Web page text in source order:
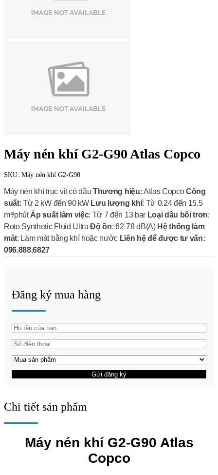
Máy nén khí G2-G90 Atlas Copco
SKU: Máy nén khí G2-G90
Máy nén khí trục vít có dầu Thương hiệu:Atlas Copco Công
suất: Từ 2 kW đến 90 kW Lưu lượng khí: Từ 0.24 đến 15.5
m³/phút Áp suất làm việc: Từ 7 đến 13 bar Loại dầu bôi trơn:
Roto Synthetic Fluid Ultra Độ ồn: 62-78 dB(A) Hệ thống làm
mát: Làm mát bằng khí hoặc nước Liên hệ để được tư vấn:
096.888.6827
Đăng ký mua hàng
Gửi đăng ký
Chi tiết sản phẩm
Máy nén khí G2-G90 Atlas
Copco